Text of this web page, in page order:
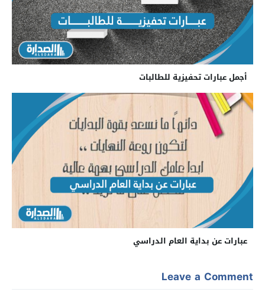
أجمل عبارات تحفيزية للطالبات
عبارات عن بداية العام الدراسي
Leave a Comment